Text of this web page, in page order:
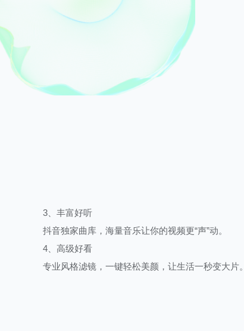
3、丰富好听
抖音独家曲库，海量音乐让你的视频更“声”动。
4、高级好看
专业风格滤镜，一键轻松美颜，让生活一秒变大片。